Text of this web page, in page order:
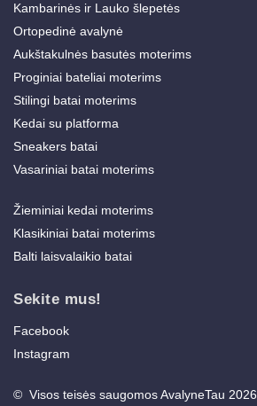
Kambarinės ir Lauko šlepetės
Ortopedinė avalynė
Aukštakulnės basutės moterims
Proginiai bateliai moterims
Stilingi batai moterims
Kedai su platforma
Sneakers batai
Vasariniai batai moterims
Žieminiai kedai moterims
Klasikiniai batai moterims
Balti laisvalaikio batai
Sekite mus!
Facebook
Instagram
© Visos teisės saugomos AvalyneTau 2026